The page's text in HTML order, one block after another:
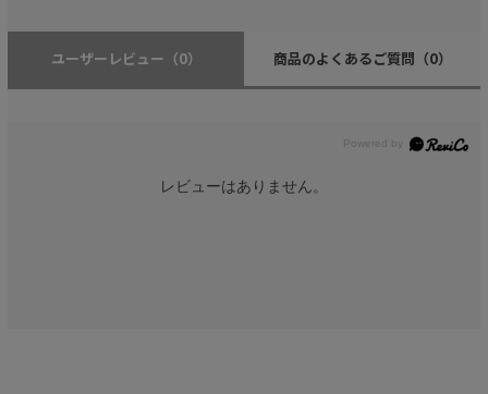
ユーザーレビュー （0） 商品のよくあるご質問 （0）
レビューはありません。